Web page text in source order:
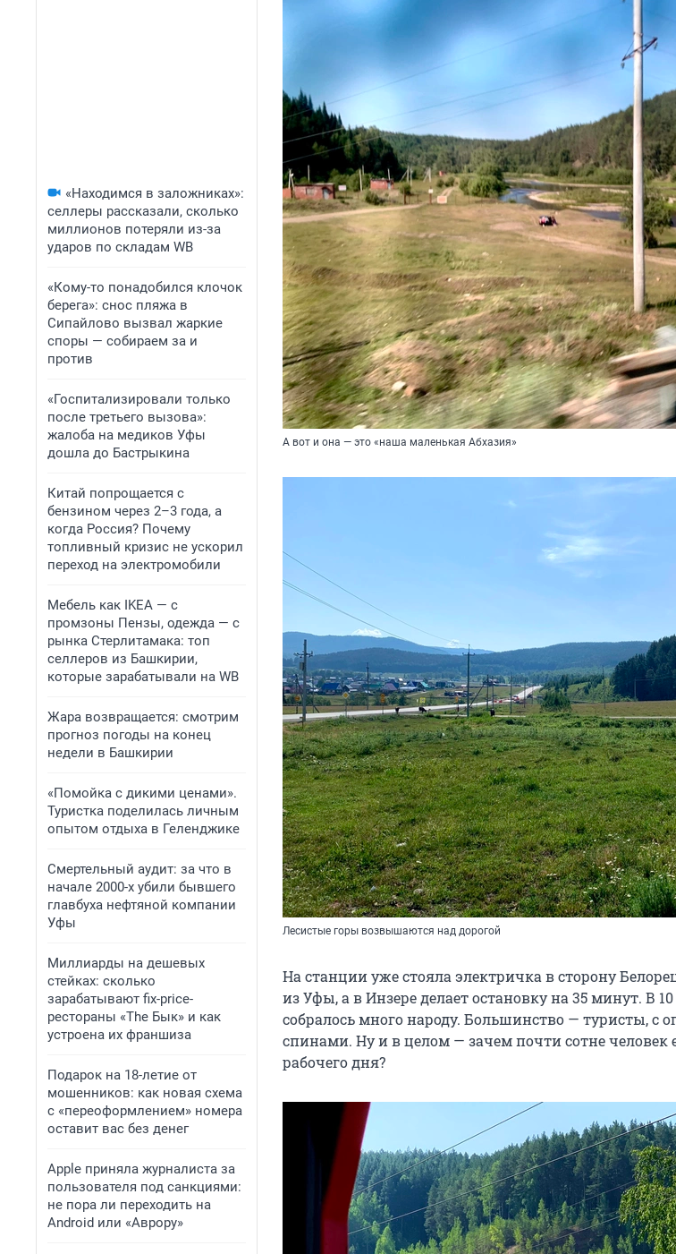
«Находимся в заложниках»:
селлеры рассказали, сколько
миллионов потеряли из-за
ударов по складам WB
«Кому-то понадобился клочок
берега»: снос пляжа в
Сипайлово вызвал жаркие
споры — собираем за и
против
«Госпитализировали только
после третьего вызова»:
жалоба на медиков Уфы
дошла до Бастрыкина
Китай попрощается с
бензином через 2–3 года, а
когда Россия? Почему
топливный кризис не ускорил
переход на электромобили
Мебель как IKEA — с
промзоны Пензы, одежда — с
рынка Стерлитамака: топ
селлеров из Башкирии,
которые зарабатывали на WB
Жара возвращается: смотрим
прогноз погоды на конец
недели в Башкирии
«Помойка с дикими ценами».
Туристка поделилась личным
опытом отдыха в Геленджике
Смертельный аудит: за что в
начале 2000-х убили бывшего
главбуха нефтяной компании
Уфы
Миллиарды на дешевых
стейках: сколько
зарабатывают fix-price-
рестораны «The Бык» и как
устроена их франшиза
Подарок на 18-летие от
мошенников: как новая схема
с «переоформлением» номера
оставит вас без денег
Apple приняла журналиста за
пользователя под санкциями:
не пора ли переходить на
Android или «Аврору»
А вот и она — это «наша маленькая Абхазия»
Лесистые горы возвышаются над дорогой
На станции уже стояла электричка в сторону
из Уфы, а в Инзере делает остановку на 35 минут. В
собралось много народу. Большинство — туристы, с
спинами. Ну и в целом — зачем почти сотне человек
рабочего дня?